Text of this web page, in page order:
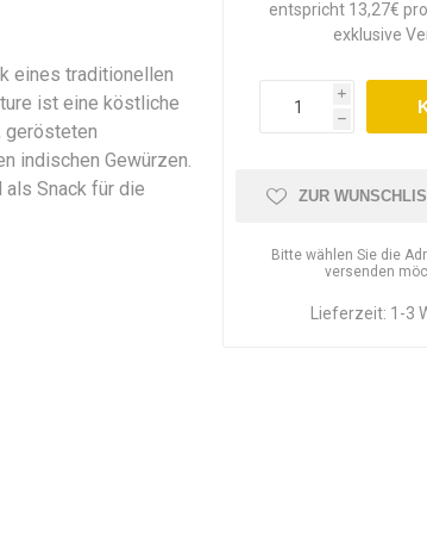
eines traditionellen
ist eine köstliche
gerösteten
indischen Gewürzen.
als Snack für die
entspricht 13,27€
exklusive
i
h
ZUR
Bitte wählen Sie die
versenden
Lieferzeit: 1-3